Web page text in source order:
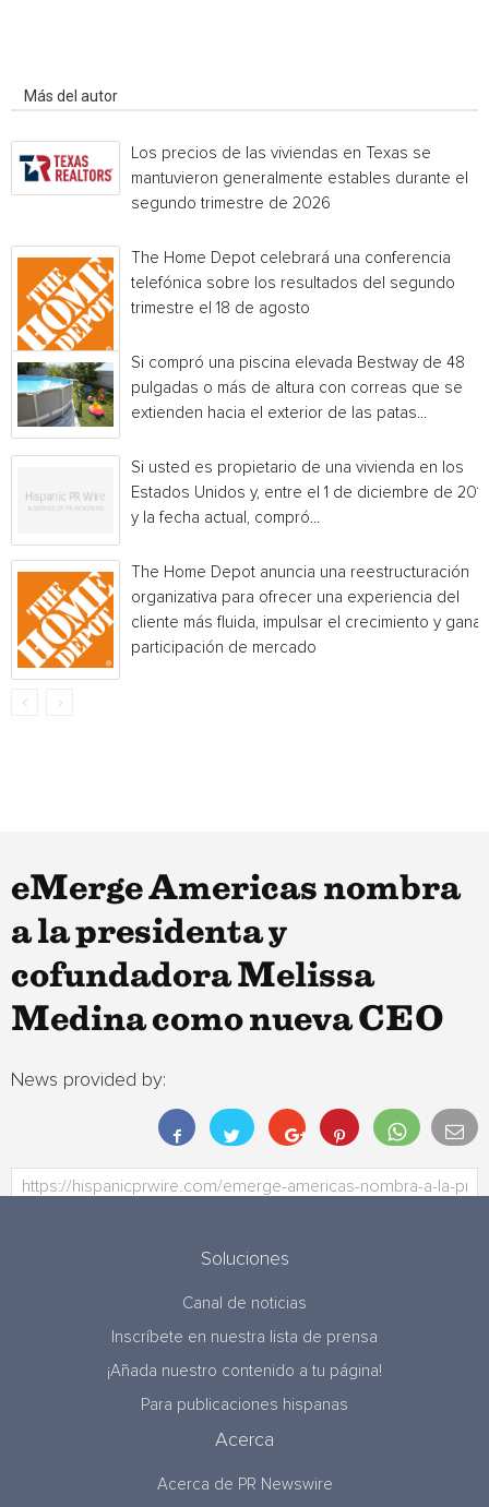
Más del autor
Los precios de las viviendas en Texas se
mantuvieron generalmente estables durante el
segundo trimestre de 2026
The Home Depot celebrará una conferencia
telefónica sobre los resultados del segundo
trimestre el 18 de agosto
Si compró una piscina elevada Bestway de 48
pulgadas o más de altura con correas que se
extienden hacia el exterior de las patas...
Si usted es propietario de una vivienda en los
Estados Unidos y, entre el 1 de diciembre de
y la fecha actual, compró...
The Home Depot anuncia una reestructuración
organizativa para ofrecer una experiencia del
cliente más fluida, impulsar el crecimiento y ganar
participación de mercado
eMerge Americas nombra
a la presidenta y
cofundadora Melissa
Medina como nueva CEO
News provided by:
Soluciones
Canal de noticias
Inscríbete en nuestra lista de prensa
¡Añada nuestro contenido a tu página!
Para publicaciones hispanas
Acerca
Acerca de PR Newswire